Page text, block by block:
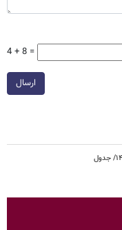
4 + 8 =
ارسال